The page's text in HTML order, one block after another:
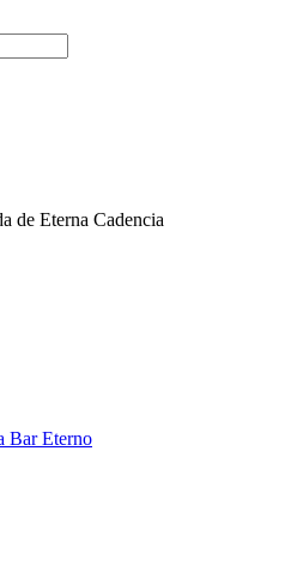
Bar Eterno